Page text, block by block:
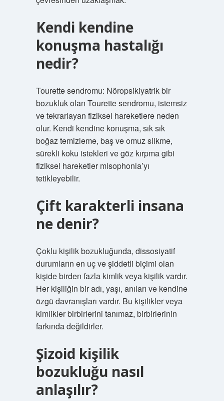
Kendi kendine
konuşma hastalığı
nedir?
Tourette sendromu: Nöropsikiyatrik bir
bozukluk olan Tourette sendromu, istemsiz
ve tekrarlayan fiziksel hareketlere neden
olur. Kendi kendine konuşma, sık sık
boğaz temizleme, baş ve omuz silkme,
sürekli koku istekleri ve göz kırpma gibi
fiziksel hareketler misophonia’yı
tetikleyebilir.
Çift karakterli insana
ne denir?
Çoklu kişilik bozukluğunda, dissosiyatif
durumların en uç ve şiddetli biçimi olan
kişide birden fazla kimlik veya kişilik vardır.
Her kişiliğin bir adı, yaşı, anıları ve kendine
özgü davranışları vardır. Bu kişilikler veya
kimlikler birbirlerini tanımaz, birbirlerinin
farkında değildirler.
Şizoid kişilik
bozukluğu nasıl
anlaşılır?